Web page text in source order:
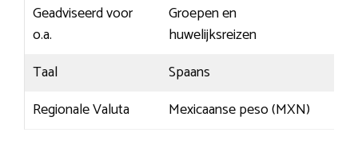
Geadviseerd voor
o.a.
Groepen en
huwelijksreizen
Taal
Spaans
Regionale Valuta
Mexicaanse peso (MXN)